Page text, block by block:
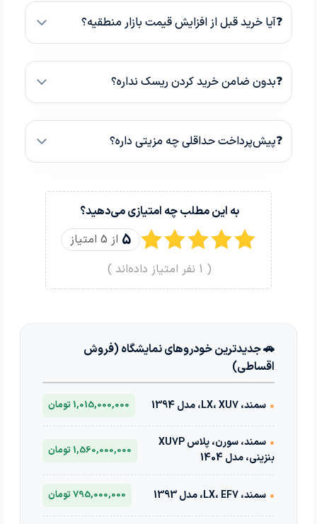
❓آیا خرید قبل از افزایش قیمت بازار منطقیه؟
❓بدون ضامن خرید کردن ریسک نداره؟
❓پیش‌پرداخت حداقلی چه مزیتی داره؟
به این مطلب چه امتیازی می‌دهید؟
5 از 5 امتیاز
(
1 نفر امتیاز داده‌اند )
🚗 جدیدترین خودروهای نمایشگاه (فروش
اقساطی)
• سمند، LX، XU7، مدل 1394 1,015,000,000 تومان
•
سمند، سورن، پلاس XU7P
بنزینی، مدل 1404
1,560,000,000 تومان
• سمند، LX، EF7، مدل 1393 795,000,000 تومان